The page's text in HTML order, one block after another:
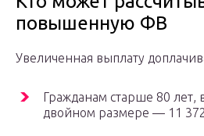
повышенную ФВ
Увеличенная выплату
Гражданам старше 80
двойном размере — 11